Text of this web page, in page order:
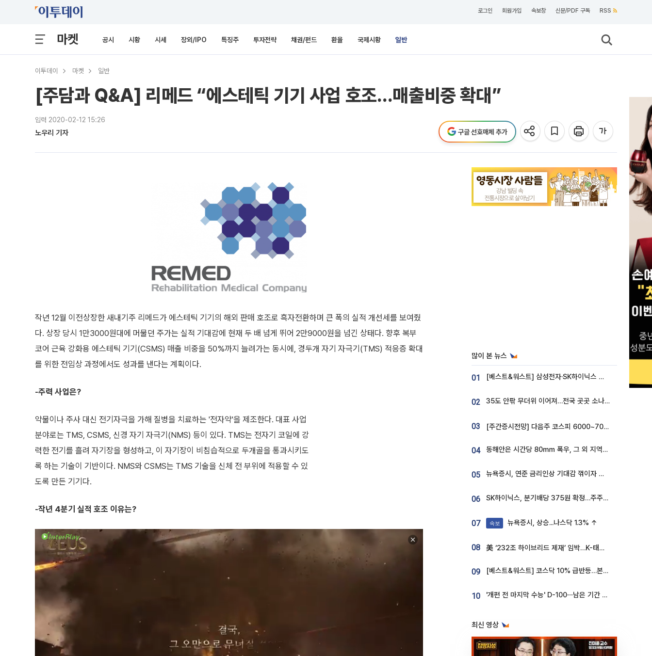
로그인 회원가입 속보창 신문/PDF 구독 RSS
마켓 공시 시황 시세 장외/IPO 특징주 투자전략 채권/펀드 환율 국제시황 일반
이투데이 마켓 일반
[주담과 Q&A] 리메드 “에스테틱 기기 사업 호조…매출비중 확대”
입력 2020-02-12 15:26
노우리 기자 구글 선호매체 추가
작년 12월 이전상장한 새내기주 리메드가 에스테틱 기기의 해외 판매 호조로 흑자전환하며 큰 폭의 실적 개선세를 보여줬
다. 상장 당시 1만3000원대에 머물던 주가는 실적 기대감에 현재 두 배 넘게 뛰어 2만9000원을 넘긴 상태다. 향후 복부
코어 근육 강화용 에스테틱 기기(CSMS) 매출 비중을 50%까지 늘려가는 동시에, 경두개 자기 자극기(TMS) 적응증 확대
를 위한 전임상 과정에서도 성과를 낸다는 계획이다.
-주력 사업은?
약물이나 주사 대신 전기자극을 가해 질병을 치료하는 '전자약'을 제조한다. 대표 사업
분야로는 TMS, CSMS, 신경 자기 자극기(NMS) 등이 있다. TMS는 전자기 코일에 강
력한 전기를 흘려 자기장을 형성하고, 이 자기장이 비침습적으로 두개골을 통과시키도
록 하는 기술이 기반이다. NMS와 CSMS는 TMS 기술을 신체 전 부위에 적용할 수 있
도록 만든 기기다.
-작년 4분기 실적 호조 이유는?
많이 본 뉴스
01 [베스트&워스트] 삼성전자·SK하이닉스 밀린 한 주…상상인증권은 85% 급등
02 35도 안팎 무더위 이어져…전국 곳곳 소나기 [오늘 날씨]
03 [주간증시전망] 다음주 코스피 6000~7000⋯“外人 수급은 정책이 변수”
04 동해안은 시간당 80㎜ 폭우, 그 외 지역은 폭염…‘극과 극 날씨’
05 뉴욕증시, 연준 금리인상 기대감 꺾이자 상승...S&P500 사상 최고치 [종합]
06 SK하이닉스, 분기배당 375원 확정…주주환원책 9월로 앞당겨 발표
07 속보 뉴욕증시, 상승...나스닥 1.3% ↑
08 美 ‘232조 하이브리드 제재’ 임박…K-태양광, 불확실성 털고 날개 다나
09 [베스트&워스트] 코스닥 10% 급반등…본느, 최대주주 변경 기대에 270% 폭등
10 '개편 전 마지막 수능' D-100⋯남은 기간 성적 올릴 전략은
최신 영상